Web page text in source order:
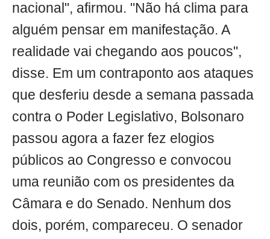
nacional", afirmou. "Não há clima para
alguém pensar em manifestação. A
realidade vai chegando aos poucos",
disse. Em um contraponto aos ataques
que desferiu desde a semana passada
contra o Poder Legislativo, Bolsonaro
passou agora a fazer fez elogios
públicos ao Congresso e convocou
uma reunião com os presidentes da
Câmara e do Senado. Nenhum dos
dois, porém, compareceu. O senador